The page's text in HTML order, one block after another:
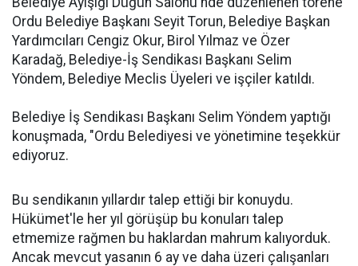
Ordu Belediye Başkanı Seyit Torun, Belediye Başkan
Yardımcıları Cengiz Okur, Birol Yılmaz ve Özer
Karadağ, Belediye-İş Sendikası Başkanı Selim
Yöndem, Belediye Meclis Üyeleri ve işçiler katıldı.
Belediye İş Sendikası Başkanı Selim Yöndem yaptığı
konuşmada, "Ordu Belediyesi ve yönetimine teşekkür
ediyoruz.
Bu sendikanın yıllardır talep ettiği bir konuydu.
Hükümet'le her yıl görüşüp bu konuları talep
etmemize rağmen bu haklardan mahrum kalıyorduk.
Ancak mevcut yasanın 6 ay ve daha üzeri çalışanları